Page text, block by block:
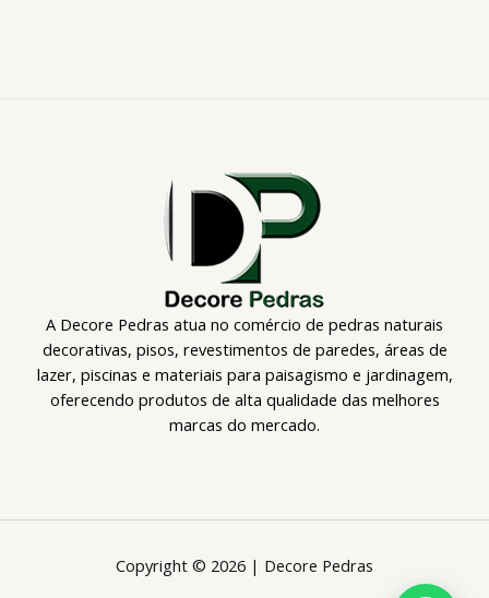
A Decore Pedras atua no comércio de pedras naturais
decorativas, pisos, revestimentos de paredes, áreas de
lazer, piscinas e materiais para paisagismo e jardinagem,
oferecendo produtos de alta qualidade das melhores
marcas do mercado.
Copyright © 2026 | Decore Pedras